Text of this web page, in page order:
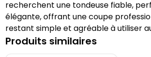
recherchent une tondeuse fiable,
élégante, offrant une coupe
restant simple et agréable à utiliser
Produits similaires